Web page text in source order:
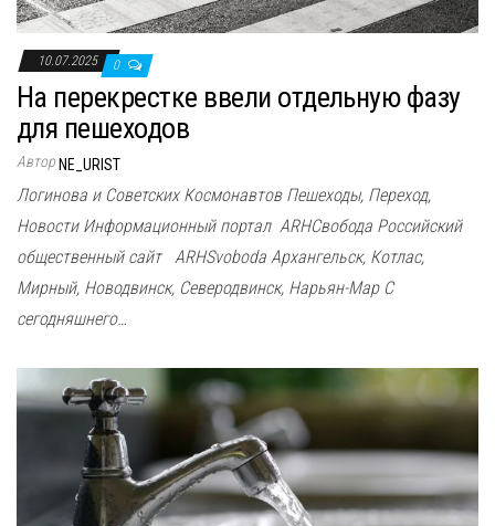
10.07.2025 0
На перекрестке ввели отдельную фазу
для пешеходов
Автор NE_URIST
Логинова и Советских Космонавтов Пешеходы, Переход,
Новости Информационный портал ARHСвобода Российский
общественный сайт ARHSvoboda Архангельск, Котлас,
Мирный, Новодвинск, Северодвинск, Нарьян-Мар С
сегодняшнего…